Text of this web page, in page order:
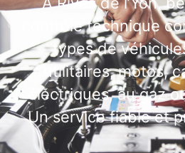
contrôle technique
types de
utilitaires, motos,
électriques, au gaz
Un service fiable et